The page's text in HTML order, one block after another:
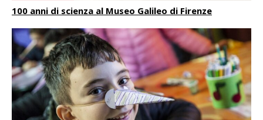
100 anni di scienza al Museo Galileo di Firenze